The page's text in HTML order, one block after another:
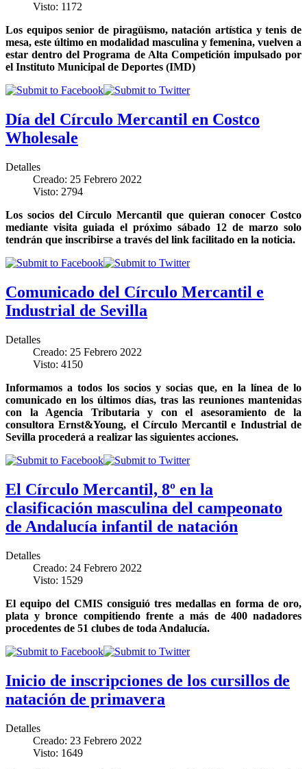
Visto: 1172
Los equipos senior de piragüismo, natación artística y tenis de
mesa, este último en modalidad masculina y femenina, vuelven a
estar dentro del Programa de Alta Competición impulsado por
el Instituto Municipal de Deportes (IMD)
Día del Círculo Mercantil en Costco
Wholesale
Detalles
Creado: 25 Febrero 2022
Visto: 2794
Los socios del Círculo Mercantil que quieran conocer Costco
mediante visita guiada el próximo sábado 12 de marzo solo
tendrán que inscribirse a través del link facilitado en la noticia.
Comunicado del Círculo Mercantil e
Industrial de Sevilla
Detalles
Creado: 25 Febrero 2022
Visto: 4150
Informamos a todos los socios y socias que, en la línea de lo
comunicado en los últimos días, tras las reuniones mantenidas
con la Agencia Tributaria y con el asesoramiento de la
consultora Ernst&Young, el Círculo Mercantil e Industrial de
Sevilla procederá a realizar las siguientes acciones.
El Círculo Mercantil, 8º en la
clasificación masculina del campeonato
de Andalucía infantil de natación
Detalles
Creado: 24 Febrero 2022
Visto: 1529
El equipo del CMIS consiguió tres medallas en forma de oro,
plata y bronce compitiendo frente a más de 400 nadadores
procedentes de 51 clubes de toda Andalucía.
Inicio de inscripciones de los cursillos de
natación de primavera
Detalles
Creado: 23 Febrero 2022
Visto: 1649